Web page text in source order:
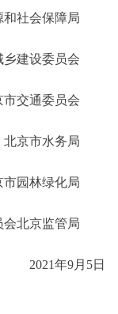
源和社会保障
城乡建设委员
市交通委员
北京市水务
市园林绿化
员会北京监管
2021年9月5